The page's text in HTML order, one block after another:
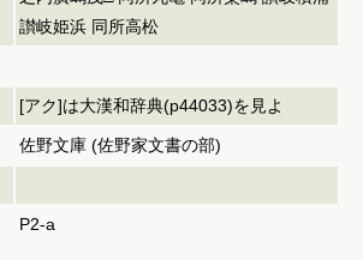
讃岐姫浜 同所高松
[アク]は大漢和辞典(p44033)を見よ
佐野文庫 (佐野家文書の部)
P2-a